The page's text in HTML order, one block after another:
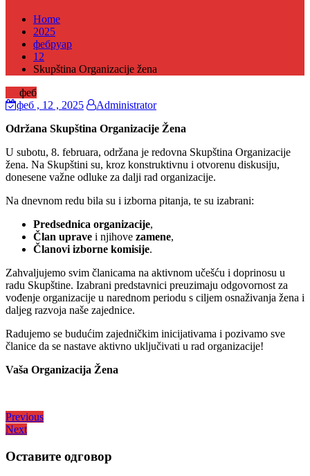
Home
2025
фебруар
12
Skupština Organizacije žena
феб
феб , 12 , 2025
Administrator
Održana Skupština Organizacije Žena
U subotu, 8. februara, održana je redovna Skupština Organizacije
žena. Na Skupštini su, kroz konstruktivnu i otvorenu diskusiju,
donesene važne odluke za dalji rad organizacije.
Na dnevnom redu bila su i izborna pitanja, te su izabrani:
Predsednica organizacije,
Član uprave i njihove zamene,
Članovi izborne komisije.
Zahvaljujemo svim članicama na aktivnom učešću i doprinosu u
radu Skupštine. Izabrani predstavnici preuzimaju odgovornost za
vođenje organizacije u narednom periodu s ciljem osnaživanja žena i
daljeg razvoja naše zajednice.
Radujemo se budućim zajedničkim inicijativama i pozivamo sve
članice da se nastave aktivno uključivati u rad organizacije!
Vaša Organizacija Žena
Кретање
чланка
PreviousPrevious
NextNext
Оставите одговор